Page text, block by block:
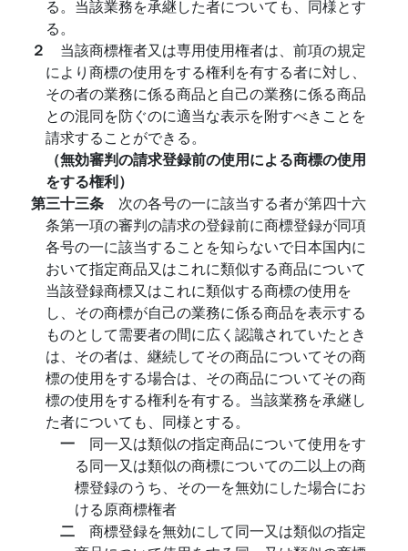
る。当該業務を承継した者についても、同様とす
る。
２ 当該商標権者又は専用使用権者は、前項の規定
により商標の使用をする権利を有する者に対し、
その者の業務に係る商品と自己の業務に係る商品
との混同を防ぐのに適当な表示を附すべきことを
請求することができる。
（無効審判の請求登録前の使用による商標の使用
をする権利）
第三十三条 次の各号の一に該当する者が第四十六
条第一項の審判の請求の登録前に商標登録が同項
各号の一に該当することを知らないで日本国内に
おいて指定商品又はこれに類似する商品について
当該登録商標又はこれに類似する商標の使用を
し、その商標が自己の業務に係る商品を表示する
ものとして需要者の間に広く認識されていたとき
は、その者は、継続してその商品についてその商
標の使用をする場合は、その商品についてその商
標の使用をする権利を有する。当該業務を承継し
た者についても、同様とする。
一 同一又は類似の指定商品について使用をす
る同一又は類似の商標についての二以上の商
標登録のうち、その一を無効にした場合にお
ける原商標権者
二 商標登録を無効にして同一又は類似の指定